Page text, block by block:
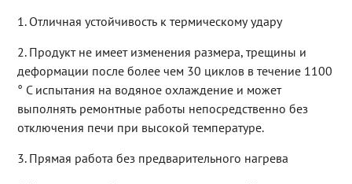
1. Отличная устойчивость к термическому удару
2. Продукт не имеет изменения размера, трещины и
деформации после более чем 30 циклов в течение 1100
° C испытания на водяное охлаждение и может
выполнять ремонтные работы непосредственно без
отключения печи при высокой температуре.
3. Прямая работа без предварительного нагрева